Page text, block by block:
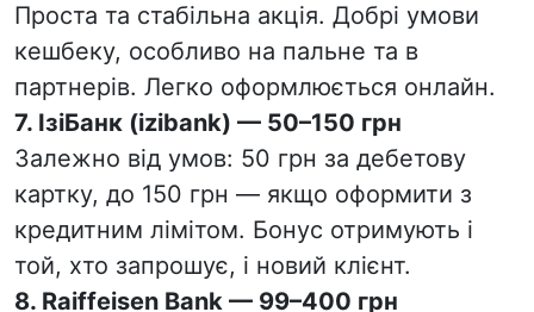
Проста та стабільна акція. Добрі умови
кешбеку, особливо на пальне та в
партнерів. Легко оформлюється онлайн.
7. ІзіБанк (izibank) — 50–150 грн
Залежно від умов: 50 грн за дебетову
картку, до 150 грн — якщо оформити з
кредитним лімітом. Бонус отримують і
той, хто запрошує, і новий клієнт.
8. Raiffeisen Bank — 99–400 грн